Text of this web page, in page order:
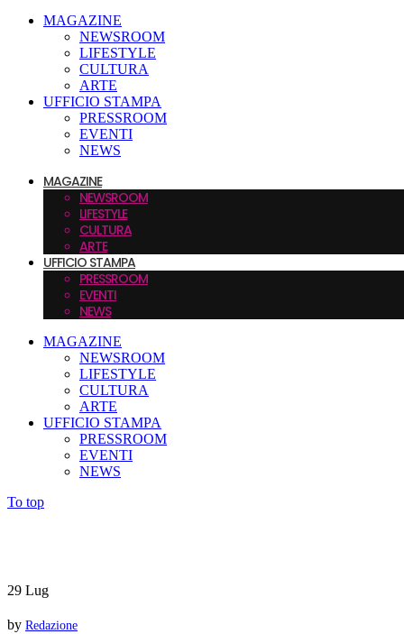
MAGAZINE
NEWSROOM
LIFESTYLE
CULTURA
ARTE
UFFICIO STAMPA
PRESSROOM
EVENTI
NEWS
MAGAZINE
NEWSROOM
LIFESTYLE
CULTURA
ARTE
UFFICIO STAMPA
PRESSROOM
EVENTI
NEWS
MAGAZINE
NEWSROOM
LIFESTYLE
CULTURA
ARTE
UFFICIO STAMPA
PRESSROOM
EVENTI
NEWS
To top
29 Lug
by Redazione